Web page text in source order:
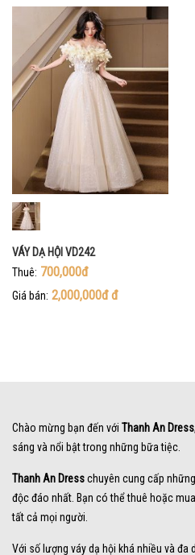
VÁY DẠ HỘI VD242
Thuê: 700,000đ
Giá bán: 2,000,000đđ
Chào mừng bạn đến với Thanh An Dress
sáng và nổi bật trong những bữa tiệc.
Thanh An Dresschuyên cung cấp
độc đáo nhất. Bạn có thể thuê hoặc
tất cả mọi người.
Với số lượng váy dạ hội khá nhiều và